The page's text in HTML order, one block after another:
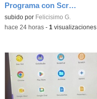
Programa con Scratch juegos con los partidos del mundial 2026 ganados por España
Contenido educativo.
subido por Felicisimo G.
-hace 24 horas- 1 visualizaciones